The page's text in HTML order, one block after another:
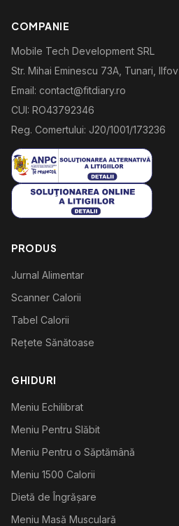
COMPANIE
Mobile Tech Development SRL
Str. Mihai Eminescu 73A, Tunari, Ilfov
Email: contact@fitdiary.ro
CUI: RO43792346
Reg. Comertului: J20/1001/173236
PRODUS
Jurnal Alimentar
Scanner Calorii
Tabel Calorii
Rețete Sănătoase
GHIDURI
Meniu Echilibrat
Meniu Pentru Slăbit
Meniu Pentru o Săptămână
Meniu 1500 Calorii
Dietă de Îngrășare
Meniu Masă Musculară